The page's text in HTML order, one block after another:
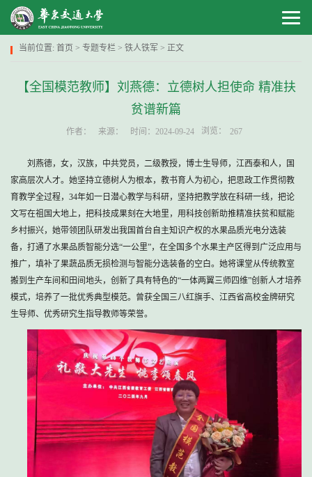
当前位置: 首页 > 专题专栏 > 铁人铁军 > 正文
【全国模范教师】刘燕德：立德树人担使命 精准扶
贫谱新篇
作者： 来源： 时间：2024-09-24 浏览： 267
刘燕德，女，汉族，中共党员，二级教授，博士生导师，江西泰和人，国
家高层次人才。她坚持立德树人为根本，教书育人为初心，把思政工作贯彻教
育教学全过程，34年如一日潜心教学与科研，坚持把教学放在科研一线，把论
文写在祖国大地上，把科技成果刻在大地里，用科技创新助推精准扶贫和赋能
乡村振兴，她带领团队研发出我国首台自主知识产权的水果品质光电分选装
备，打通了水果品质智能分选“一公里”，在全国多个水果主产区得到广泛应用与
推广，填补了果蔬品质无损检测与智能分选装备的空白。她将课堂从传统教室
搬到生产车间和田间地头，创新了具有特色的“一体两翼三师四维”创新人才培养
模式，培养了一批优秀典型模范。曾获全国三八红旗手、江西省高校金牌研究
生导师、优秀研究生指导教师等荣誉。